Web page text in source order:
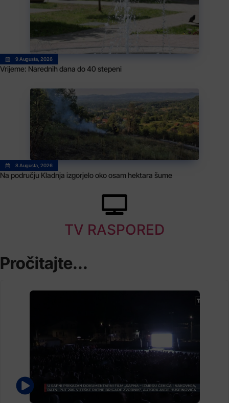
9 Augusta, 2026
Vrijeme: Narednih dana do 40 stepeni
8 Augusta, 2026
Na području Kladnja izgorjelo oko osam hektara šume
TV RASPORED
Pročitajte...